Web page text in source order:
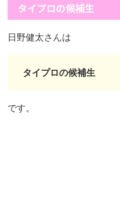
タイプロの候補生
日野健太さんは
タイプロの候補生
です。